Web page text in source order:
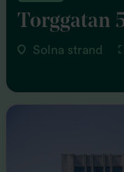
Torggatan
Solna strand